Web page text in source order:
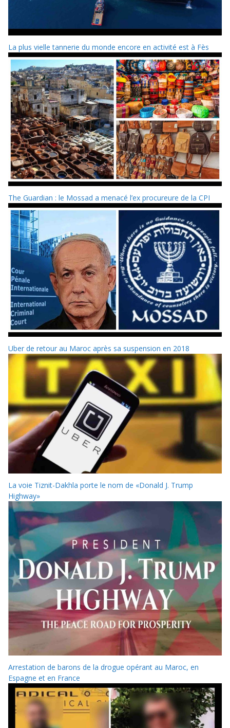
La plus vielle tannerie du monde encore en activité est à Fès
The Guardian : le Mossad a menacé l’ex procureure de la CPI
Uber de retour au Maroc après sa suspension en 2018
La voie Tiznit-Dakhla porte le nom de «Donald J. Trump
Highway»
Arrestation de barons de la drogue opérant au Maroc, en
Espagne et en France